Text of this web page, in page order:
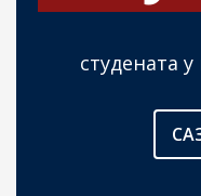
студената